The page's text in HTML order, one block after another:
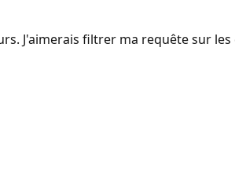
J'aimerais filtrer ma requête sur les